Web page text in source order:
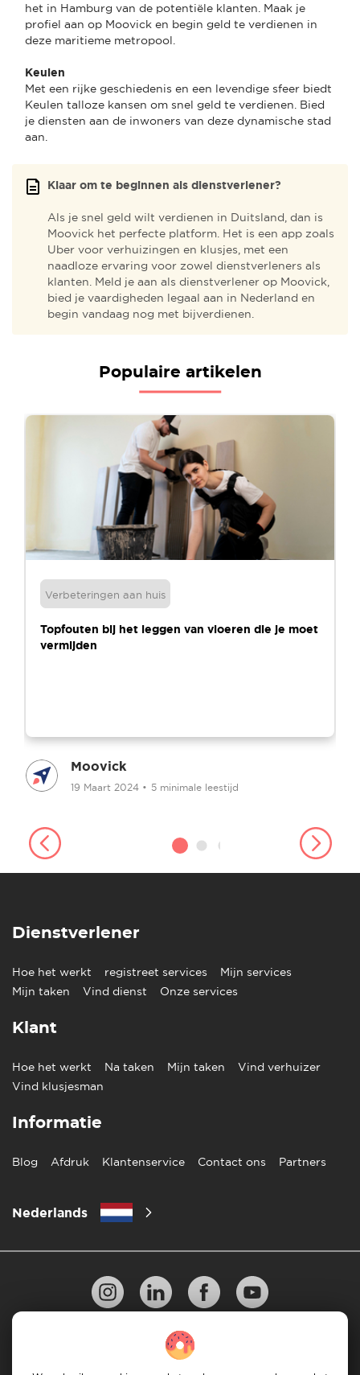
het in Hamburg van de potentiële klanten. Maak je
profiel aan op Moovick en begin geld te verdienen in
deze maritieme metropool.
Keulen
Met een rijke geschiedenis en een levendige sfeer biedt
Keulen talloze kansen om snel geld te verdienen. Bied
je diensten aan de inwoners van deze dynamische stad
aan.
Klaar om te beginnen als dienstverlener?
Als je snel geld wilt verdienen in Duitsland, dan is
Moovick het perfecte platform. Het is een app zoals
Uber voor verhuizingen en klusjes, met een
naadloze ervaring voor zowel dienstverleners als
klanten. Meld je aan als dienstverlener op Moovick,
bied je vaardigheden legaal aan in Nederland en
begin vandaag nog met bijverdienen.
Populaire artikelen
Verbeteringen aan huis
Topfouten bij het leggen van vloeren die je moet
vermijden
Moovick
19 Maart 2024 • 5 minimale leestijd
Dienstverlener
Hoe het werkt registreet services
Mijn services
Mijn taken
Vind dienst Onze services
Klant
Hoe het werkt Na taken Mijn taken
Vind verhuizer
Vind klusjesman
Informatie
Blog Afdruk Klantenservice Contact ons Partners
Nederlands
10 regels voor succesvol verhuizen